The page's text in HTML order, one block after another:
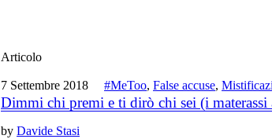
Articolo
7 Settembre 2018 #MeToo,False accuse,
Dimmi chi premi e ti dirò chi sei (i
byDavide Stasi